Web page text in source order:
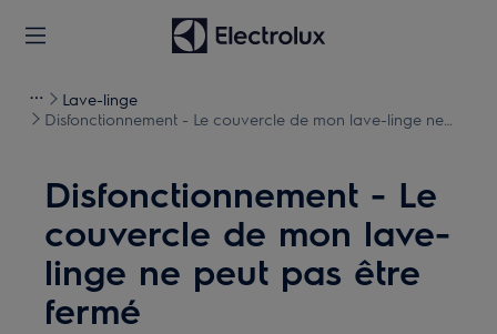
Lave-linge
Disfonctionnement - Le couvercle de mon lave-linge ne
Disfonctionnement - Le
couvercle de mon lave-
linge ne peut pas être
fermé